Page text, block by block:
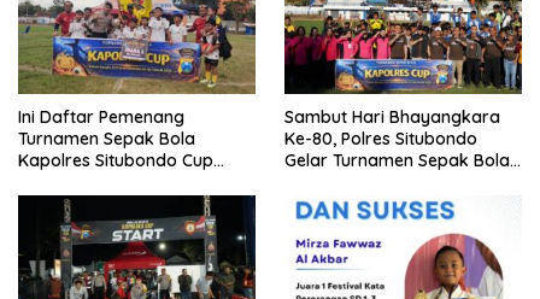
Ini Daftar Pemenang
Turnamen Sepak Bola
Kapolres Situbondo Cup
10 Tahun
Sambut Hari Bhayangkara
Ke-80, Polres Situbondo
Gelar Turnamen Sepak Bola